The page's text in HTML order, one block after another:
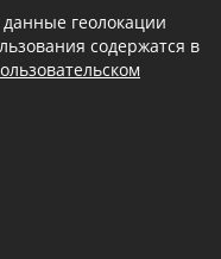
данные геолокации
содержатся в